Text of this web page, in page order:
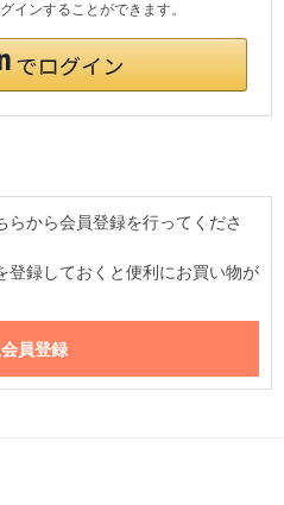
インすることができます。
から会員登録を行ってくださ
登録しておくと便利にお買い物が